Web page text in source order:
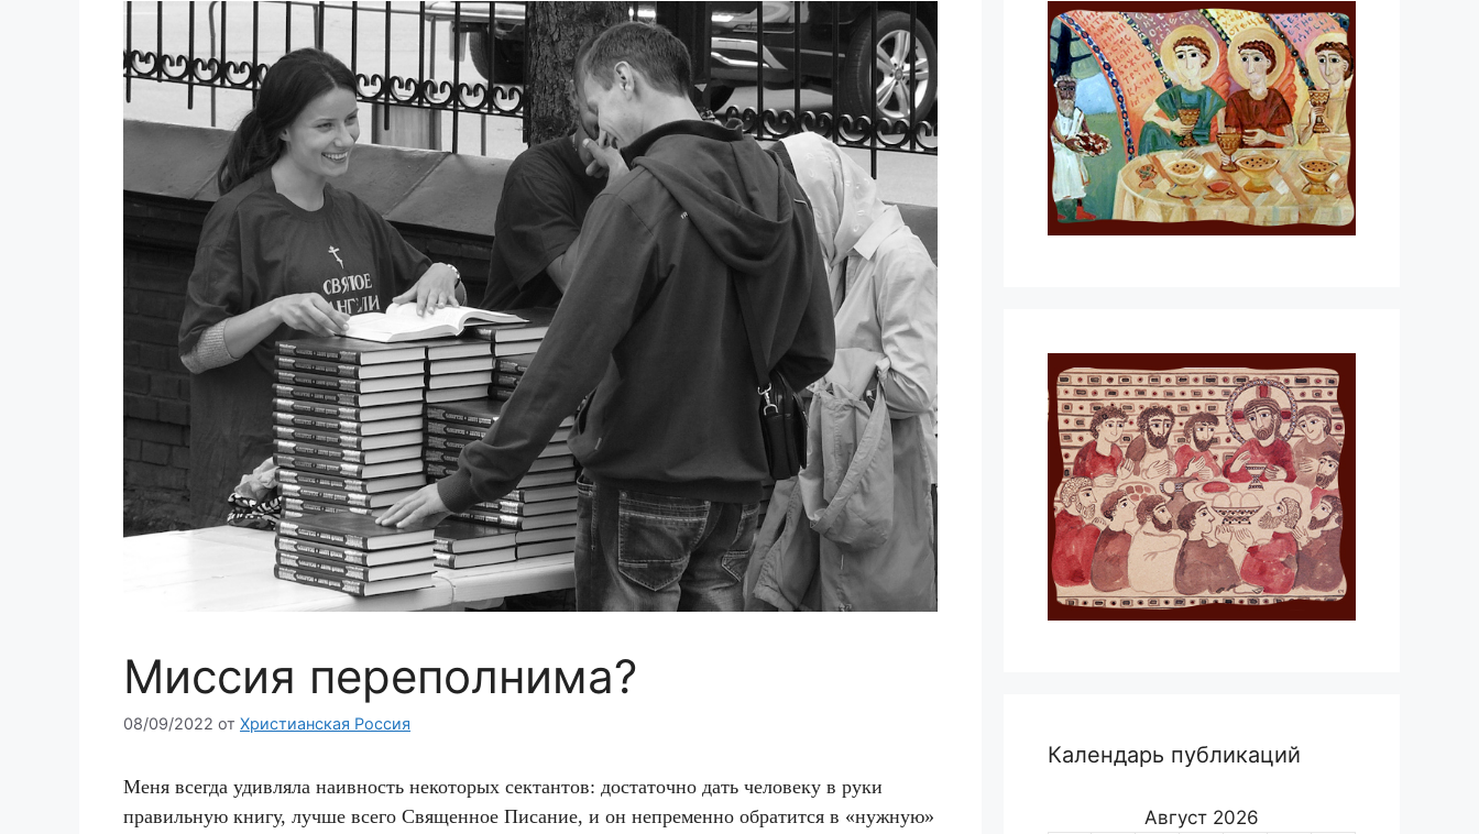
Миссия переполнима?
08/09/2022 от Христианская Россия
Меня всегда удивляла наивность некоторых сектантов: достаточно дать человеку в руки
правильную книгу, лучше всего Священное Писание, и он непременно обратится в «нужную»
Календарь публикаций
Август 2026